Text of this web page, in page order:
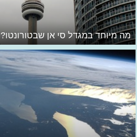
מה מיוחד במגדל סי אן שבטורונטו?